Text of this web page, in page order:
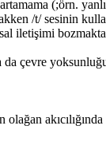
(;örn.
/t/ sesinin
iletişimi